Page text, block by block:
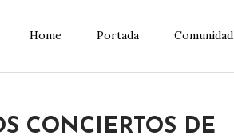
Home Portada Comunidad
CONCIERTOS DE